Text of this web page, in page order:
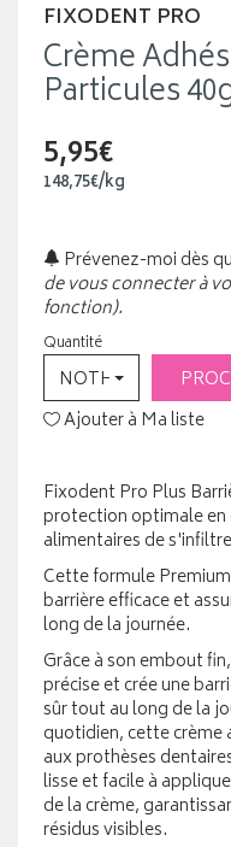
FIXODENT PRO
Crème
Particules
5,95€
148,75€/kg
Prévenez-moi dès
de vous connecter à
fonction).
Quantité
NOTHING
Ajouter à Ma liste
Fixodent Pro Plus
protection optimale en
alimentaires de
Cette formule
barrière efficace et
long de la journée.
Grâce à son embout
précise et crée une
sûr tout au long de la
quotidien, cette crème
aux prothèses
lisse et facile à
de la crème,
résidus visibles.